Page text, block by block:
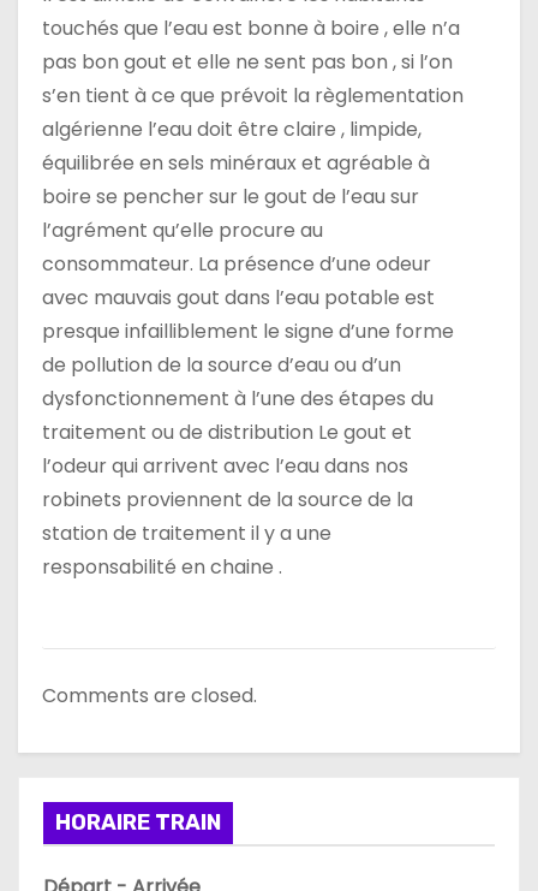
touchés que l’eau est bonne à boire , elle n’a
pas bon gout et elle ne sent pas bon , si l’on
s’en tient à ce que prévoit la règlementation
algérienne l’eau doit être claire , limpide,
équilibrée en sels minéraux et agréable à
boire se pencher sur le gout de l’eau sur
l’agrément qu’elle procure au
consommateur. La présence d’une odeur
avec mauvais gout dans l’eau potable est
presque infailliblement le signe d’une forme
de pollution de la source d’eau ou d’un
dysfonctionnement à l’une des étapes du
traitement ou de distribution Le gout et
l’odeur qui arrivent avec l’eau dans nos
robinets proviennent de la source de la
station de traitement il y a une
responsabilité en chaine .
Comments are closed.
HORAIRE TRAIN